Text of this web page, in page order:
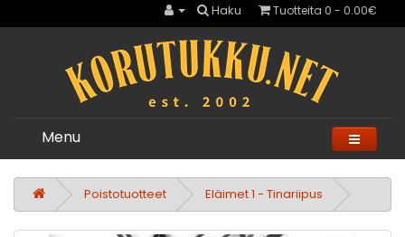
Haku Tuotteita 0 - 0.00€
Menu
Poistotuotteet Eläimet 1 - Tinariipus